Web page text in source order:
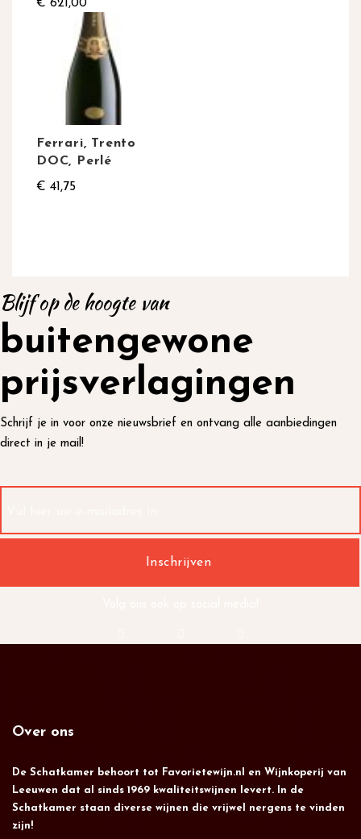
€ 621,00
Ferrari, Trento
DOC, Perlé
€ 41,75
Blijf op de hoogte van
buitengewone
prijsverlagingen
Schrijf je in voor onze nieuwsbrief en ontvang alle aanbiedingen
direct in je mail!
Over ons
De Schatkamer behoort tot Favorietewijn.nl en Wijnkoperij van
Leeuwen dat al sinds 1969 kwaliteitswijnen levert. In de
Schatkamer staan diverse wijnen die vrijwel nergens te vinden
zijn!